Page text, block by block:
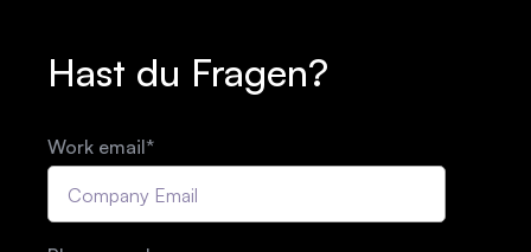
Hast du Fragen?
Work email*